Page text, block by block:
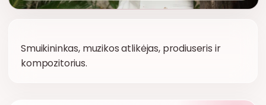
Smuikininkas, muzikos atlikėjas, prodiuseris ir
kompozitorius.